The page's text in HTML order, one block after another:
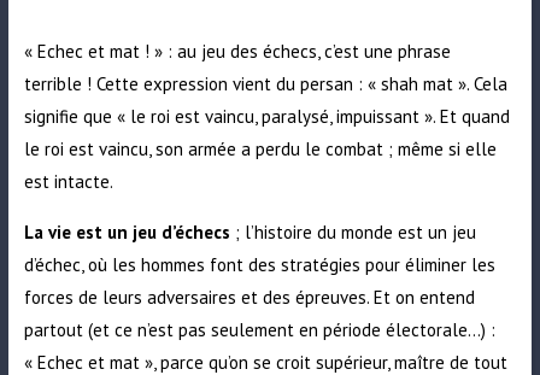
« Echec et mat ! » : au jeu des échecs, c’est une phrase
terrible ! Cette expression vient du persan : « shah mat ». Cela
signifie que « le roi est vaincu, paralysé, impuissant ». Et quand
le roi est vaincu, son armée a perdu le combat ; même si elle
est intacte.
La vie est un jeu d’échecs ; l’histoire du monde est un jeu
d’échec, où les hommes font des stratégies pour éliminer les
forces de leurs adversaires et des épreuves. Et on entend
partout (et ce n’est pas seulement en période électorale…) :
« Echec et mat », parce qu’on se croit supérieur, maître de tout